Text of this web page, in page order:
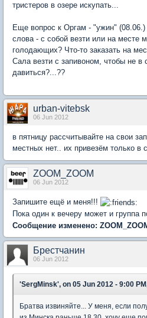
тристеров в озере искупать...
Еще вопрос к Оргам - "ужин"
слова - с собой везти или на месте
голодающих? Что-то заказать на
Сала везти с запивоном, чтобы не в
давиться?...??
urban-vitebsk
06 Jun 2012
в пятницу рассчитывайте на свои
местных нет.. их привезём только в
ZOOM_ZOOM
06 Jun 2012
Запишите ещё и меня!!!
Пока один к вечеру может и группа
Сообщение изменено:
Брестчанин
06 Jun 2012
'SergMinsk', on 05 Jun 2012 - 9:00
Братва извиняйте... У меня, если